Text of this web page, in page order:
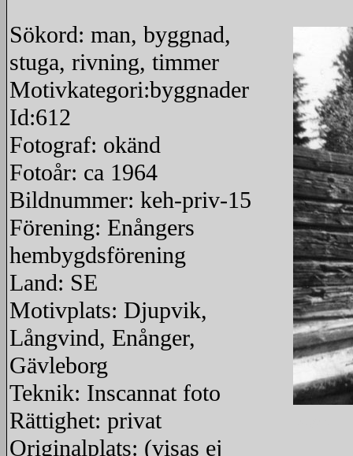
Sökord: man, byggnad,
stuga, rivning, timmer
Motivkategori:byggnader
Id:612
Fotograf: okänd
Fotoår: ca 1964
Bildnummer: keh-priv-15
Förening: Enångers
hembygdsförening
Land: SE
Motivplats: Djupvik,
Långvind, Enånger,
Gävleborg
Teknik: Inscannat foto
Rättighet: privat
Originalplats: (visas ej